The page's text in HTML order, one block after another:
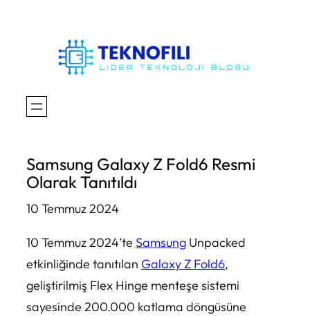
Samsung Galaxy Z Fold6 Resmi
Olarak Tanıtıldı
10 Temmuz 2024
10 Temmuz 2024’te Samsung Unpacked
etkinliğinde tanıtılan Galaxy Z Fold6,
geliştirilmiş Flex Hinge menteşe sistemi
sayesinde 200.000 katlama döngüsüne